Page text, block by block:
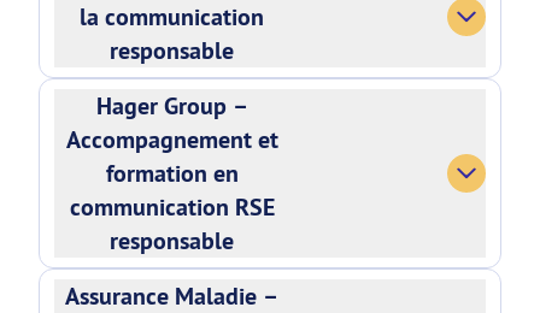
la communication
responsable
Hager Group –
Accompagnement et
formation en
communication RSE
responsable
Assurance Maladie –